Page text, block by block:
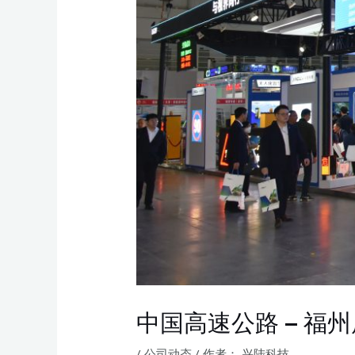
中国高速公路 – 福